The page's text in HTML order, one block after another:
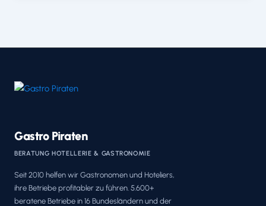
Gastro Piraten
BERATUNG HOTELLERIE & GASTRONOMIE
Seit 2010 helfen wir Gastronomen und Hoteliers,
ihre Betriebe profitabler zu führen. 5.600+
beratene Betriebe in 16 Bundesländern und der